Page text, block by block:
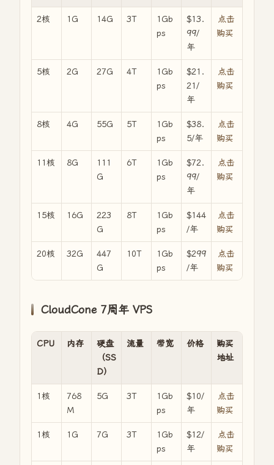
2核 1G 14G 3T
1Gb
ps
$13.
99/
年
点击
购买
5核 2G 27G 4T
1Gb
ps
$21.
21/
年
点击
购买
8核 4G 55G 5T
1Gb
ps
$38.
5/年
点击
购买
11核 8G
111
G
6T
1Gb
ps
$72.
99/
年
点击
购买
15核 16G
223
G
8T
1Gb
ps
$144
/年
点击
购买
20核 32G
447
G
10T
1Gb
ps
$299
/年
点击
购买
CloudCone 7周年 VPS
CPU 内存
硬盘
（SS
D）
流量 带宽 价格
购买
地址
1核
768
M
5G 3T
1Gb
ps
$10/
年
点击
购买
1核 1G 7G 3T
1Gb
ps
$12/
年
点击
购买